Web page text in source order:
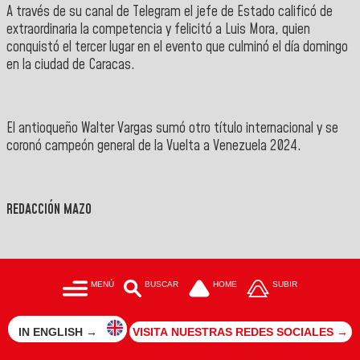
A través de su canal de Telegram el jefe de Estado calificó de
extraordinaria la competencia y felicitó a Luis Mora, quien
conquistó el tercer lugar en el evento que culminó el día domingo
en la ciudad de Caracas.
El antioqueño Walter Vargas sumó otro título internacional y se
coronó campeón general de la Vuelta a Venezuela 2024.
REDACCIÓN MAZO
MENÚ BUSCAR HOME SUBIR
IN ENGLISH → VISITA NUESTRAS REDES SOCIALES →